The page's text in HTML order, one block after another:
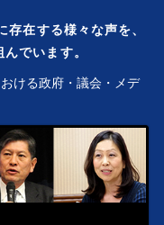
在する様々な声を、
でいます。
ける政府・議会・メデ